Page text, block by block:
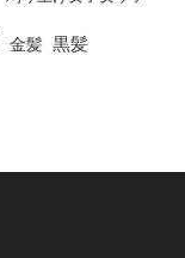
金髪 黒髪